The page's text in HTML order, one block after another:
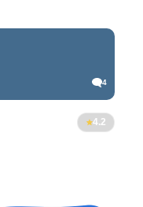
4
4.2